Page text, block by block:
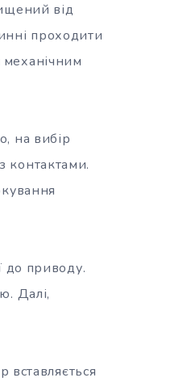
від
проходити
на вибір
контактами.
до приводу.
Далі,
вставляється